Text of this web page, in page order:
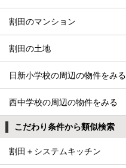
割田のマンション
割田の土地
日新小学校の周辺の物件をみる
西中学校の周辺の物件をみる
こだわり条件から類似検索
割田＋システムキッチン